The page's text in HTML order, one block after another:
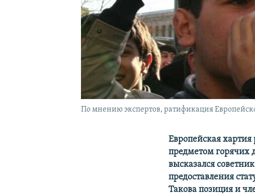
По мнению экспертов, ратификация
Европейская
предметом горячих
высказался
предоставления
Такова позиция и